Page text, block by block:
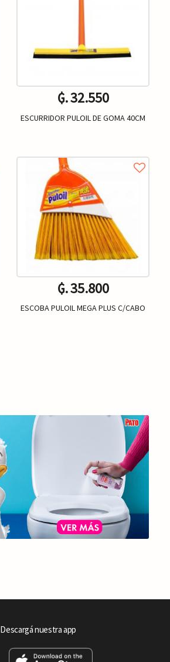
₲. 32.550
ESCURRIDOR PULOIL DE GOMA 40CM
₲. 35.800
ESCOBA PULOIL MEGA PLUS C/CABO
Descargá nuestra app